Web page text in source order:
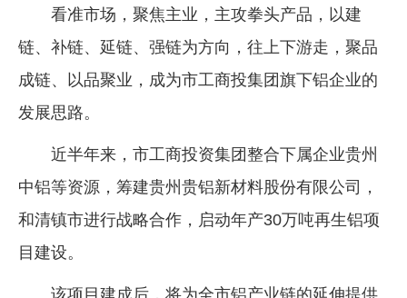
看准市场，聚焦主业，主攻拳头产品，以建
链、补链、延链、强链为方向，往上下游走，聚品
成链、以品聚业，成为市工商投集团旗下铝企业的
发展思路。
近半年来，市工商投资集团整合下属企业贵州
中铝等资源，筹建贵州贵铝新材料股份有限公司，
和清镇市进行战略合作，启动年产30万吨再生铝项
目建设。
该项目建成后，将为全市铝产业链的延伸提供